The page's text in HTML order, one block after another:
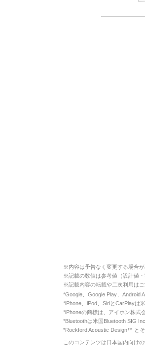
※内容は予告なく変更する場合が
※記載の数値は参考値（設計値
※記載内容の転載や二次利用はご
*Google、Google Play、Android
*iPhone、iPod、SiriとCarPlayは
*iPhoneの商標は、アイホン株式
*Bluetoothは米国Bluetooth SIG
*Rockford Acoustic Design™ と
このコンテンツは日本国内向け